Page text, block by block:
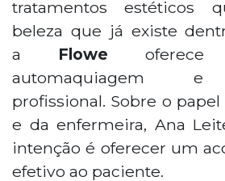
tratamentos estéticos
beleza que já existe
a Flowe oferece
automaquiagem e
profissional. Sobre o
e da enfermeira, Ana
intenção é oferecer um
efetivo ao paciente.